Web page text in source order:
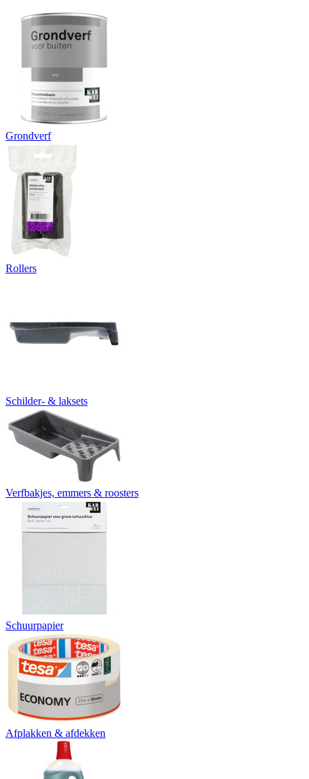
Grondverf
Rollers
Schilder- & laksets
Verfbakjes, emmers & roosters
Schuurpapier
Afplakken & afdekken